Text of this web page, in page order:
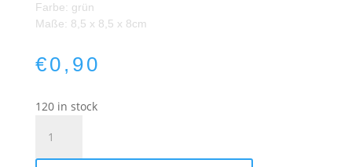
Farbe: grün
Maße: 8,5 x 8,5 x 8cm
€0,90
120 in stock
Glas
Barock